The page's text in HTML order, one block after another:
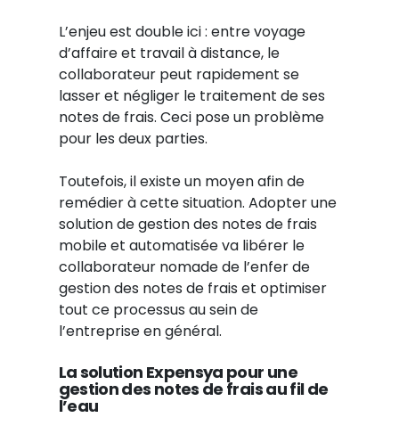
L’enjeu est double ici : entre voyage
d’affaire et travail à distance, le
collaborateur peut rapidement se
lasser et négliger le traitement de ses
notes de frais. Ceci pose un problème
pour les deux parties.
Toutefois, il existe un moyen afin de
remédier à cette situation. Adopter une
solution de gestion des notes de frais
mobile et automatisée va libérer le
collaborateur nomade de l’enfer de
gestion des notes de frais et optimiser
tout ce processus au sein de
l’entreprise en général.
La solution Expensya pour une
gestion des notes de frais au fil de
l’eau